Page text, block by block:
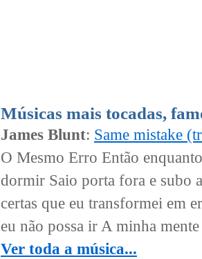
Músicas mais tocadas,
James Blunt: Same mistake
O Mesmo Erro Então
dormir Saio porta fora e subo
certas que eu transformei em
eu não possa ir A minha
Ver toda a música...